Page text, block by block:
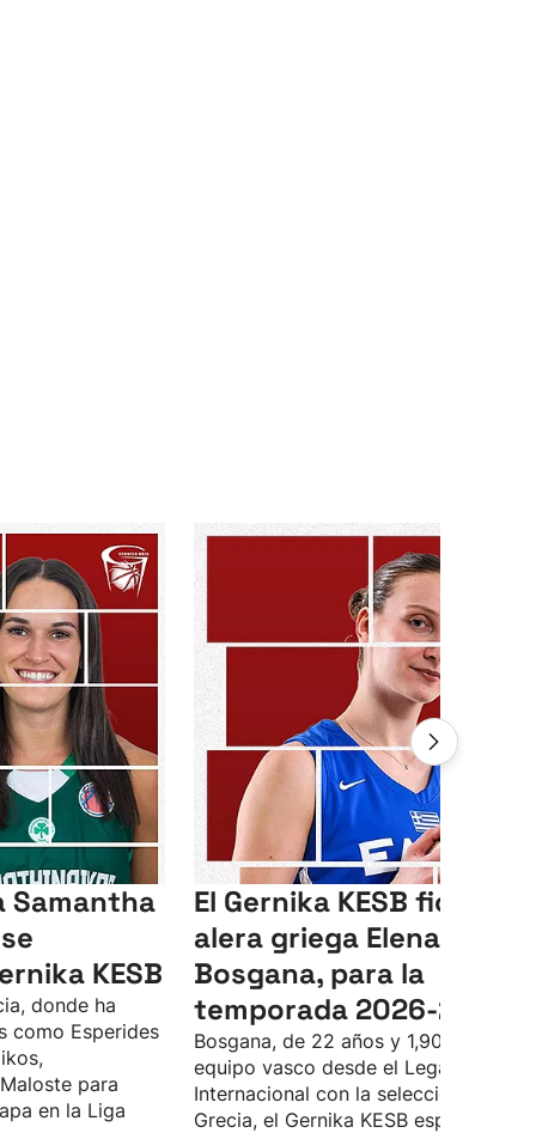
Samantha
KESB
donde ha
como Esperides
para
en la Liga
El Gernika KESB ficha a
alera griega Elena
Bosgana, para la
temporada 2026-2027
Bosgana, de 22 años y 1,90, llega al
equipo vasco desde el Leganés.
Internacional con la selección de
Grecia, el Gernika KESB espera que